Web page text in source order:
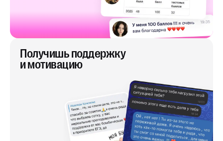
Получишь поддержку
и мотивацию